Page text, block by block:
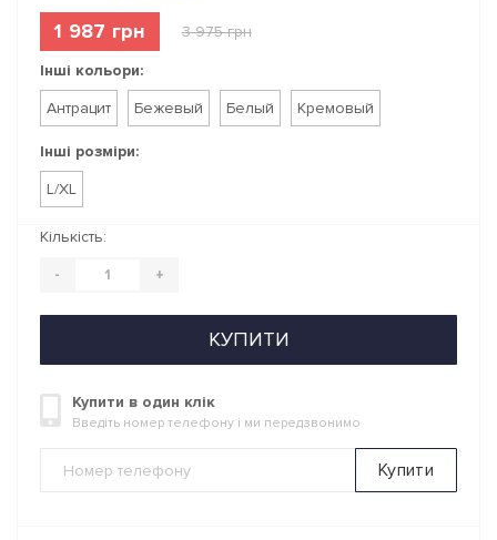
1 987 грн 3 975 грн
Інші кольори:
Антрацит
Бежевый Белый Кремовый
Інші розміри:
L/XL
Кількість:
- +
КУПИТИ
Купити в один клік
Введіть номер телефону і ми передзвонимо
Купити